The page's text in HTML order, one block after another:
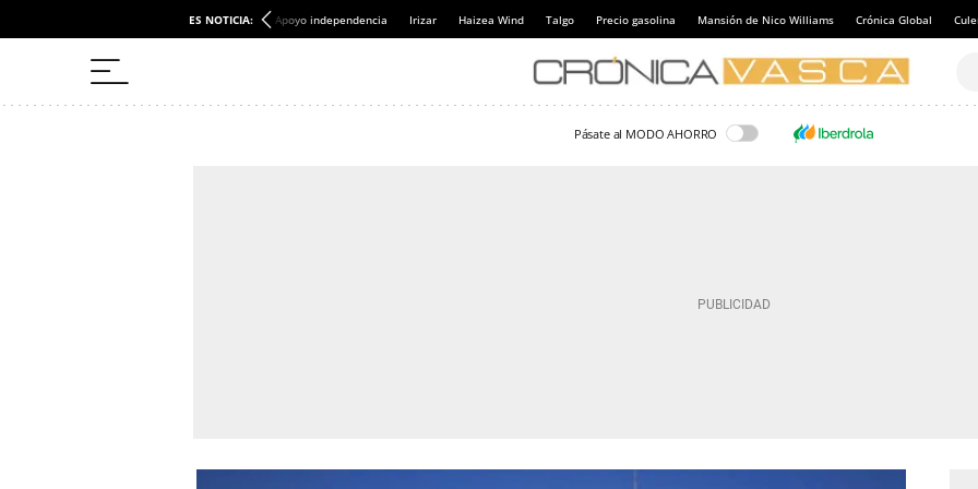
ES NOTICIA: Apoyo independencia Irizar Haizea Wind Talgo Precio gasolina Mansión de Nico Williams Crónica Global
Pásate al MODO AHORRO